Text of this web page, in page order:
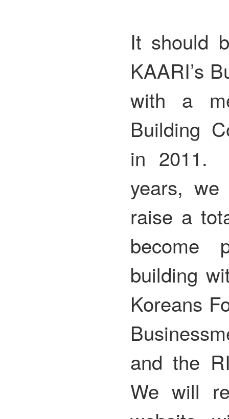
It should
KAARI’s
with a
Building
in 2011.
years,
raise a
become
building
Koreans
and the
We will